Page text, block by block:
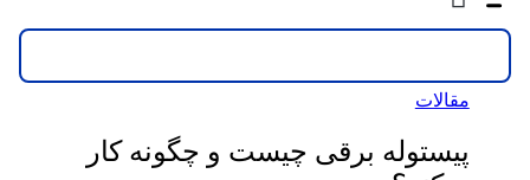
مقالات
پیستوله برقی چیست و چگونه کار